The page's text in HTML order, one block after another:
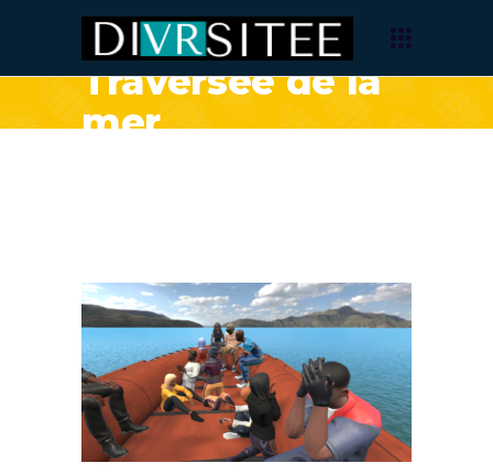
Traversée de la
mer